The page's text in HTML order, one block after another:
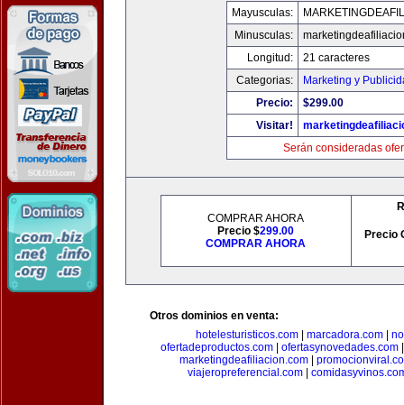
Mayusculas:
Minusculas:
Longitud:
21 caracteres
Categorias:
Marketing y
Precio:
$299.00
Visitar!
Serán consideradas
COMPRAR AHORA
Precio $299.00
COMPRAR AHORA
Precio
Otros dominios en venta:
hotelesturisticos.com
marcadora.com
ofertadeproductos.com| ofertasynovedades.com
marketingdeafiliacion.com|
viajeropreferencial.com